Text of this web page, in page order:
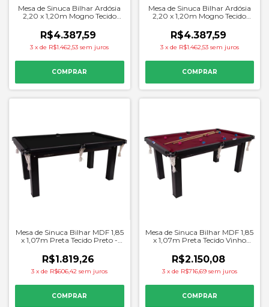
Mesa de Sinuca Bilhar Ardósia
2,20 x 1,20m Mogno Tecido
R$4.387,59
3 xde R$1.462,53 sem juros
Mesa de Sinuca Bilhar Ardósia
2,20 x 1,20m Mogno Tecido
R$4.387,59
3 x de R$1.462,53 sem juros
Mesa de Sinuca Bilhar MDF 1,85
x 1,07m Preta Tecido Preto -
R$1.819,26
3 xde R$606,42 sem juros
Mesa de Sinuca Bilhar MDF 1,85
x 1,07m Preta Tecido Vinho
R$2.150,08
3 x de R$716,69 sem juros